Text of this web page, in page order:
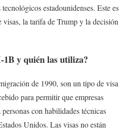
estadounidenses. Este es
visas, la tarifa de Trump y la decisión
1B y quién las utiliza?
de 1990, son un tipo de visa
para permitir que empresas
con habilidades técnicas
Unidos. Las visas no están